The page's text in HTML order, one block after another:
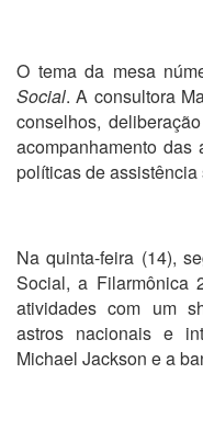
O tema da mesa
Social. A consultora
conselhos,
acompanhamento
políticas de assistência
Na quinta-feira (14),
Social, a Filarmônica
atividades com um
astros nacionais e
Michael Jackson e a